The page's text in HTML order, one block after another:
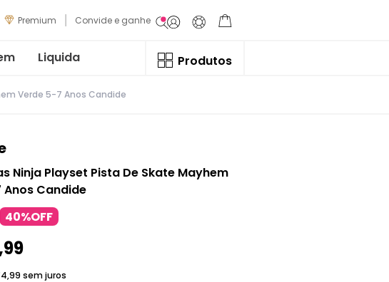
Premium Convide e ganhe
Liquida Produtos
Verde 5-7 Anos Candide
Ninja Playset Pista De Skate Mayhem
Candide
40%OFF
,99
,99 sem juros